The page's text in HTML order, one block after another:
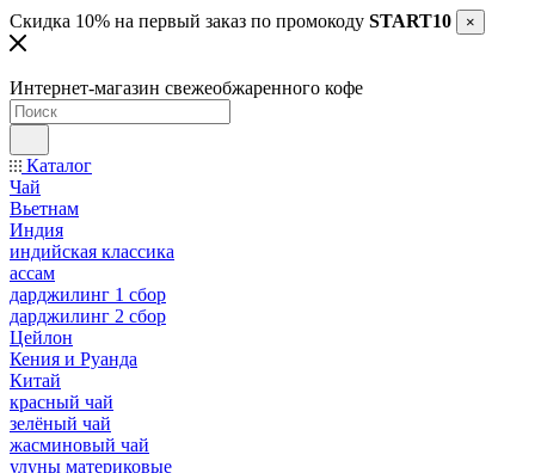
Скидка 10% на первый заказ по промокоду START10 ×
Интернет-магазин свежеобжаренного кофе
Каталог
Чай
Вьетнам
Индия
индийская классика
ассам
дарджилинг 1 сбор
дарджилинг 2 сбор
Цейлон
Кения и Руанда
Китай
красный чай
зелёный чай
жасминовый чай
улуны материковые